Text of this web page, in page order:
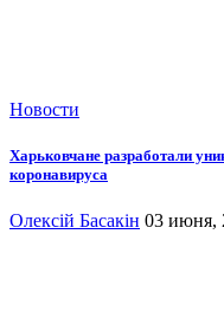
Новости
Харьковчане разработали
коронавируса
Олексій Басакін 03 июня,